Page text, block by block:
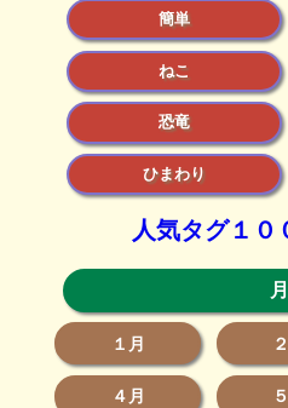
簡単
ねこ
恐竜
ひまわり
人気タグ１０
１月
４月